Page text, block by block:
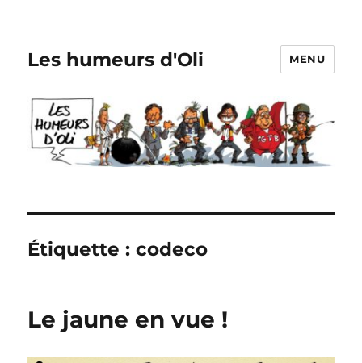
Les humeurs d'Oli MENU
Étiquette :codeco
Le jaune en vue !